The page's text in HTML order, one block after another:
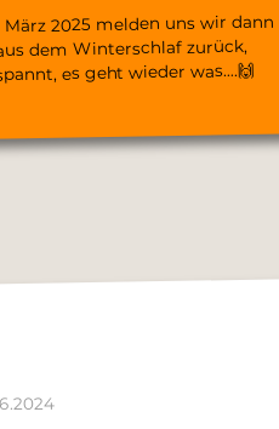
2025 melden uns wir dann
dem Winterschlaf zurück,
es geht wieder was….🙌